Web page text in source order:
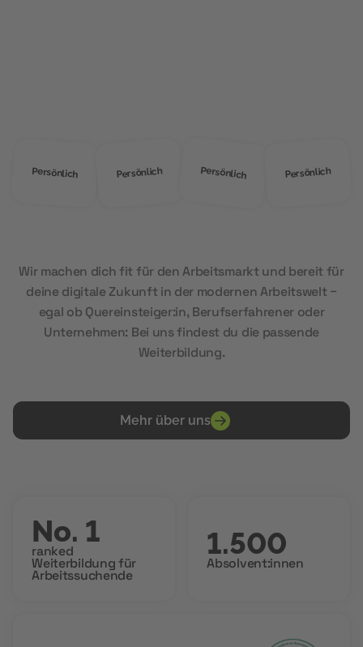
Persönlich Persönlich Persönlich Persönlich
Wir machen dich fit für den Arbeitsmarkt und bereit für
deine digitale Zukunft in der modernen Arbeitswelt –
egal ob Quereinsteiger:in, Berufserfahrener oder
Unternehmen: Bei uns findest du die passende
Weiterbildung.
Mehr über uns
No. 1
ranked
Weiterbildung für
Arbeitssuchende
1.500
Absolvent:innen